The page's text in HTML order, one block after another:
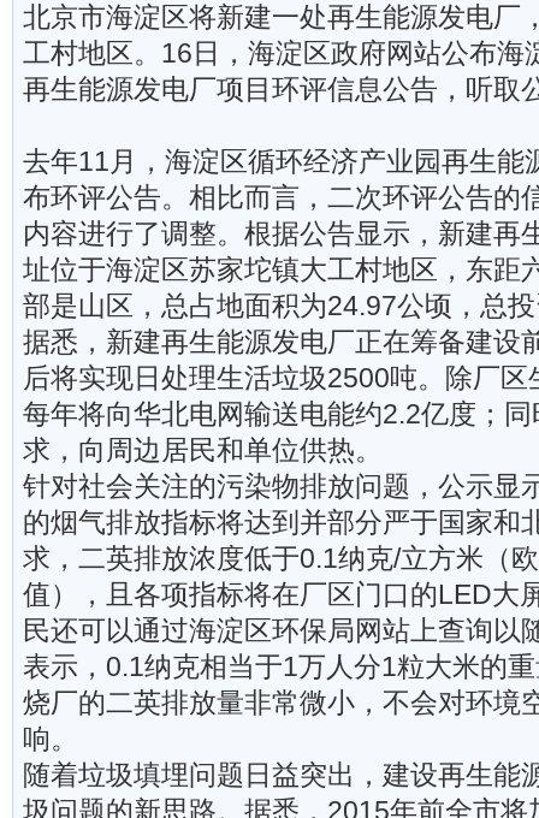
北京市海淀区将新建一处再生能源发电厂
工村地区。16日，海淀区政府网站公布海
再生能源发电厂项目环评信息公告，听取
去年11月，海淀区循环经济产业园再生能
布环评公告。相比而言，二次环评公告的
内容进行了调整。根据公告显示，新建再
址位于海淀区苏家坨镇大工村地区，东距
部是山区，总占地面积为24.97公顷，总
据悉，新建再生能源发电厂正在筹备建设
后将实现日处理生活垃圾2500吨。除厂
每年将向华北电网输送电能约2.2亿度；
求，向周边居民和单位供热。
针对社会关注的污染物排放问题，公示显
的烟气排放指标将达到并部分严于国家和
求，二英排放浓度低于0.1纳克/立方米（
值），且各项指标将在厂区门口的LED大
民还可以通过海淀区环保局网站上查询以
表示，0.1纳克相当于1万人分1粒大米的
烧厂的二英排放量非常微小，不会对环境
响。
随着垃圾填埋问题日益突出，建设再生能
圾问题的新思路。据悉，2015年前全市